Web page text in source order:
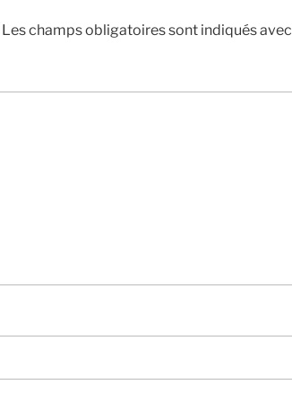
Les champs obligatoires sont indiqués avec